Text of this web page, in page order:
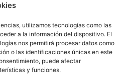
utilizamos tecnologías como las
a la información del dispositivo. El
nos permitirá procesar datos como
o las identificaciones únicas en este
puede afectar
y funciones.